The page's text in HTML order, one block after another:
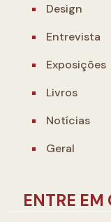
Design
Entrevista
Exposições
Livros
Notícias
Geral
ENTRE EM